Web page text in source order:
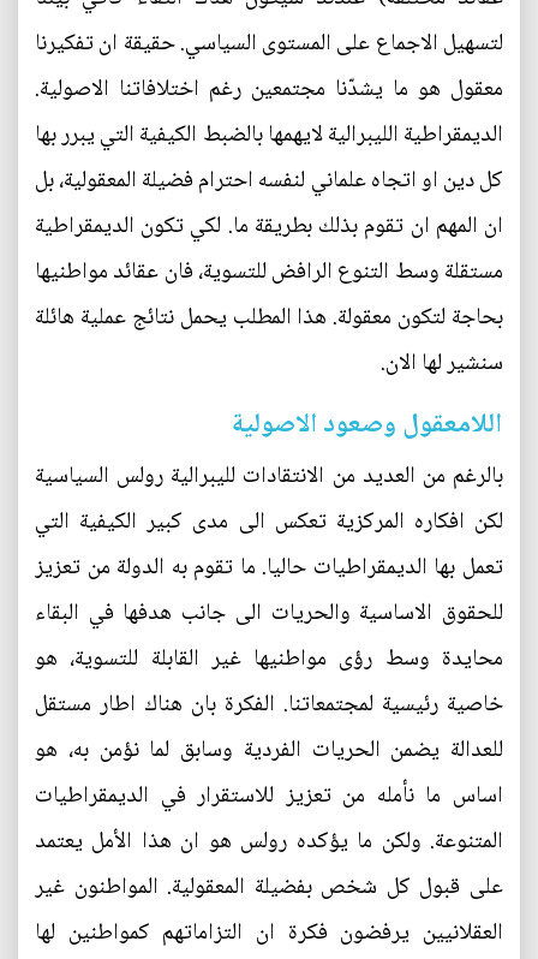
لتسهيل الاجماع على المستوى السياسي. حقيقة ان تفكيرنا
معقول هو ما يشدّنا مجتمعين رغم اختلافاتنا الاصولية.
الديمقراطية الليبرالية لايهمها بالضبط الكيفية التي يبرر بها
كل دين او اتجاه علماني لنفسه احترام فضيلة المعقولية، بل
ان المهم ان تقوم بذلك بطريقة ما. لكي تكون الديمقراطية
مستقلة وسط التنوع الرافض للتسوية، فان عقائد مواطنيها
بحاجة لتكون معقولة. هذا المطلب يحمل نتائج عملية هائلة
سنشير لها الان.
اللامعقول وصعود الاصولية
بالرغم من العديد من الانتقادات لليبرالية رولس السياسية
لكن افكاره المركزية تعكس الى مدى كبير الكيفية التي
تعمل بها الديمقراطيات حاليا. ما تقوم به الدولة من تعزيز
للحقوق الاساسية والحريات الى جانب هدفها في البقاء
محايدة وسط رؤى مواطنيها غير القابلة للتسوية، هو
خاصية رئيسية لمجتمعاتنا. الفكرة بان هناك اطار مستقل
للعدالة يضمن الحريات الفردية وسابق لما نؤمن به، هو
اساس ما نأمله من تعزيز للاستقرار في الديمقراطيات
المتنوعة. ولكن ما يؤكده رولس هو ان هذا الأمل يعتمد
على قبول كل شخص بفضيلة المعقولية. المواطنون غير
العقلانيين يرفضون فكرة ان التزاماتهم كمواطنين لها